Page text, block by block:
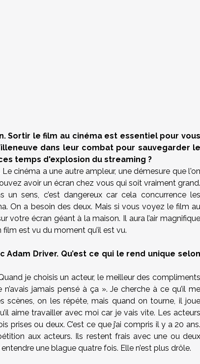
Sortir le film au cinéma est essentiel pour vous
dans leur combat pour sauvegarder le
temps d'explosion du streaming ?
cinéma a une autre ampleur, une démesure que l'on
avoir un écran chez vous qui soit vraiment grand.
sens, c’est dangereux car cela concurrence les
On a besoin des deux. Mais si vous voyez le film au
votre écran géant à la maison. Il aura l’air magnifique
est vu du moment qu’il est vu.
Driver. Qu’est ce qui le rend unique selon
je choisis un acteur, le meilleur des compliments
jamais pensé à ça ». Je cherche à ce qu’il me
scènes, on les répéte, mais quand on tourne, il joue
aime travailler avec moi car je vais vite. Les acteurs
prises ou deux. C’est ce que j’ai compris il y a 20 ans.
aux acteurs. Ils restent frais avec une ou deux
une blague quatre fois. Elle n’est plus drôle.